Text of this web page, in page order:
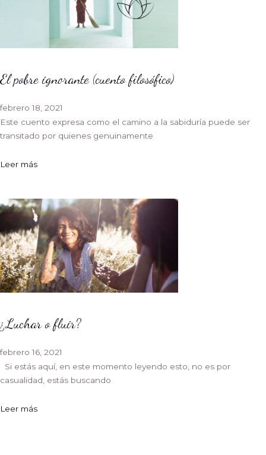
El pobre ignorante (cuento filosófico)
febrero 18, 2021
Este cuento expresa como el camino a la sabiduría puede ser
transitado por quienes genuinamente
Leer más
¿Luchar o fluir?
febrero 16, 2021
Si estás aquí, en este momento leyendo esto, no es por
casualidad, estás buscando
Leer más